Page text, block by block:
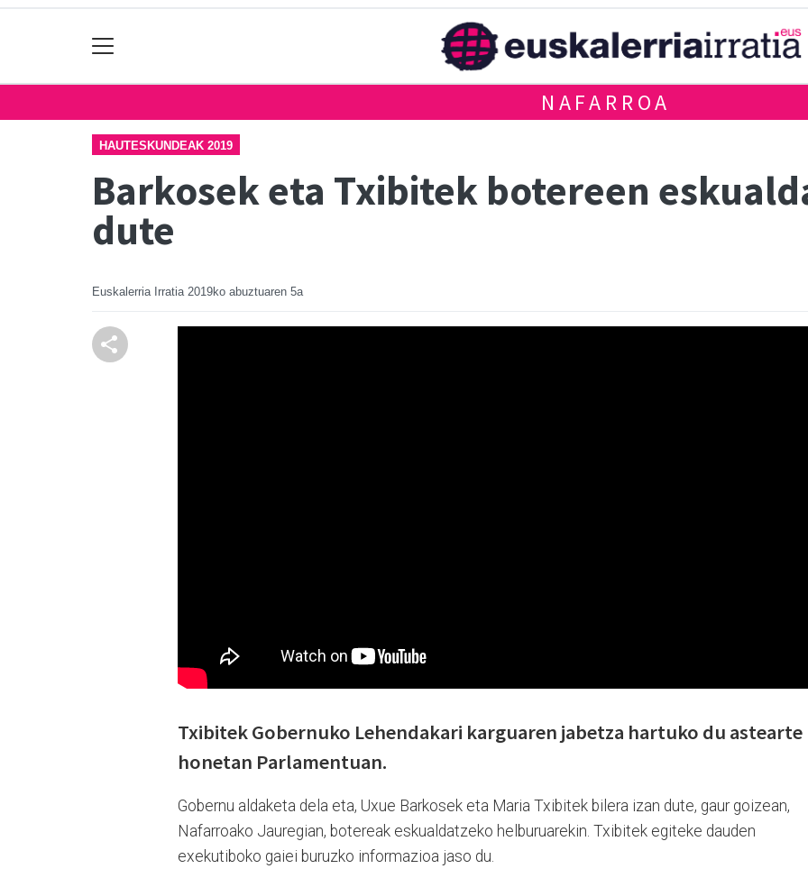
NAFARROA
HAUTESKUNDEAK 2019
Barkosek eta Txibitek botereen
dute
Euskalerria Irratia 2019ko abuztuaren 5a
Txibitek Gobernuko Lehendakari karguaren jabetza hartuko du astearte
honetan Parlamentuan.
Gobernu aldaketa dela eta, Uxue Barkosek eta Maria Txibitek bilera izan dute, gaur goizean,
Nafarroako Jauregian, botereak eskualdatzeko helburuarekin. Txibitek egiteke dauden
exekutiboko gaiei buruzko informazioa jaso du.